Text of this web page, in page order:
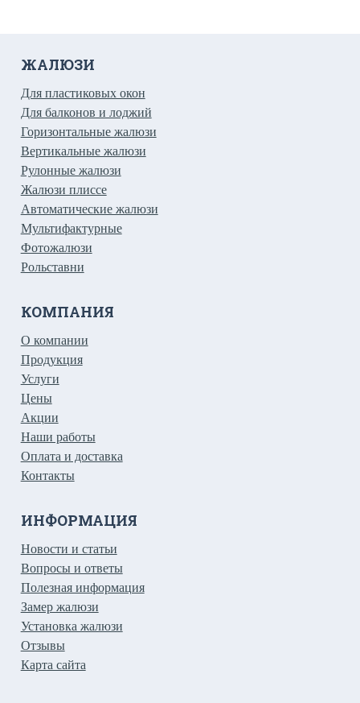
ЖАЛЮЗИ
Для пластиковых окон
Для балконов и лоджий
Горизонтальные жалюзи
Вертикальные жалюзи
Рулонные жалюзи
Жалюзи плиссе
Автоматические жалюзи
Мультифактурные
Фотожалюзи
Рольставни
КОМПАНИЯ
О компании
Продукция
Услуги
Цены
Акции
Наши работы
Оплата и доставка
Контакты
ИНФОРМАЦИЯ
Новости и статьи
Вопросы и ответы
Полезная информация
Замер жалюзи
Установка жалюзи
Отзывы
Карта сайта